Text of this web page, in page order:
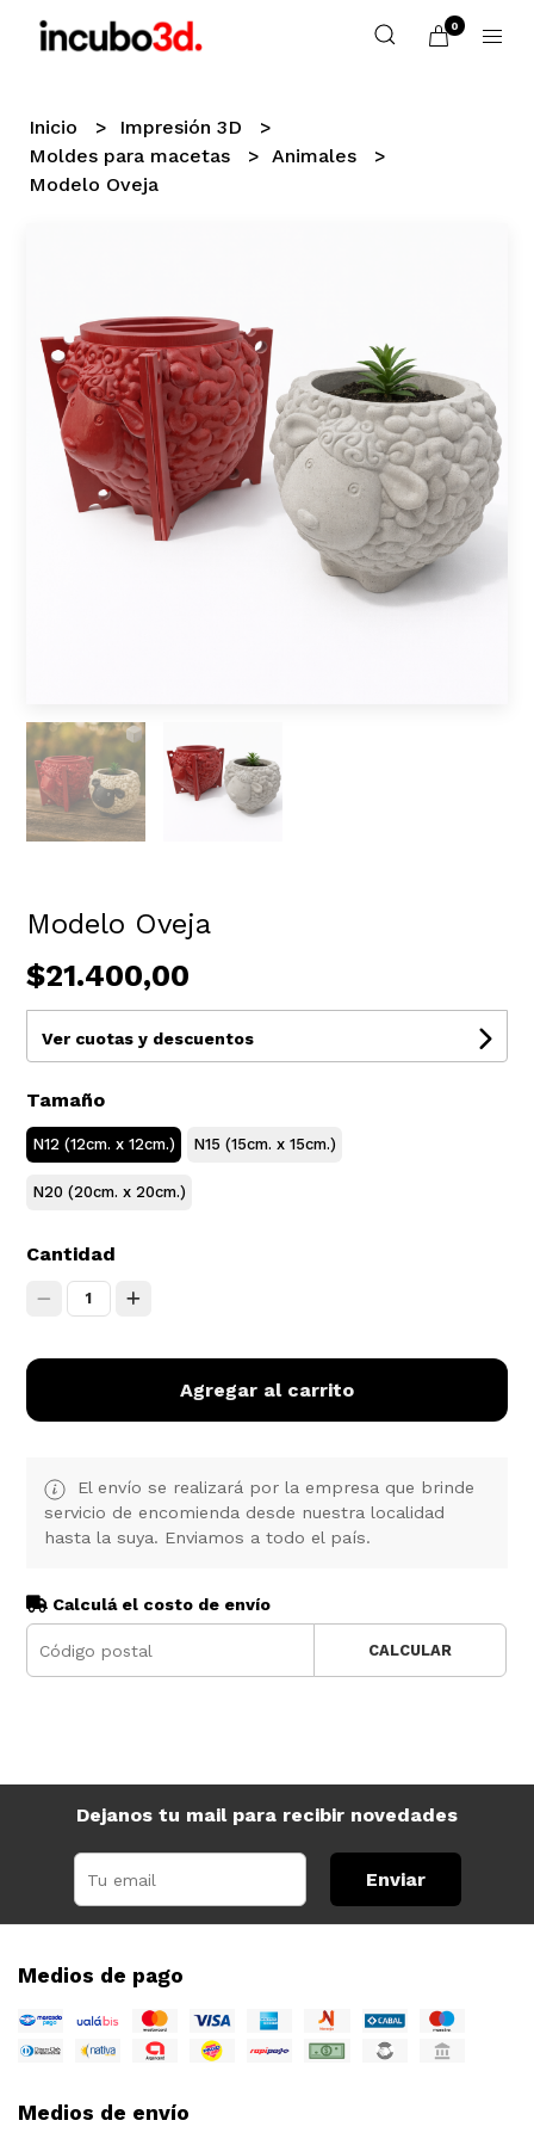
0
Inicio
Impresión 3D
Moldes para macetas
Animales
Modelo Oveja
Modelo Oveja
$21.400,00
Ver cuotas y descuentos
Tamaño
N12 (12cm. x 12cm.) N15 (15cm. x 15cm.)
N20 (20cm. x 20cm.)
Cantidad
1
Agregar al carrito
El envío se realizará por la empresa que brinde
servicio de encomienda desde nuestra localidad
hasta la suya. Enviamos a todo el país.
Calculá el costo de envío
CALCULAR
Dejanos tu mail para recibir novedades
Enviar
Medios de pago
Medios de envío